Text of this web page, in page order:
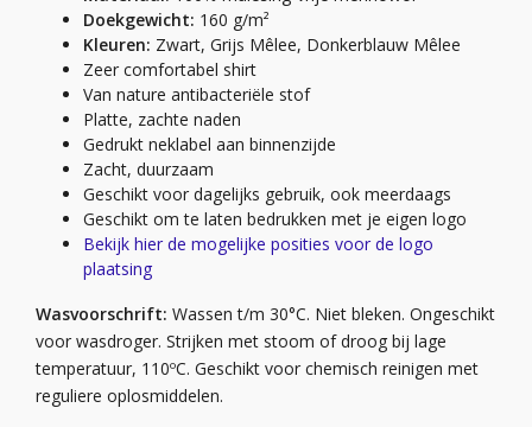
Doekgewicht: 160 g/m²
Kleuren: Zwart, Grijs Mêlee, Donkerblauw Mêlee
Zeer comfortabel shirt
Van nature antibacteriële stof
Platte, zachte naden
Gedrukt neklabel aan binnenzijde
Zacht, duurzaam
Geschikt voor dagelijks gebruik, ook meerdaags
Geschikt om te laten bedrukken met je eigen logo
Bekijk hier de mogelijke posities voor de logo
plaatsing
Wasvoorschrift: Wassen t/m 30°C. Niet bleken. Ongeschikt
voor wasdroger. Strijken met stoom of droog bij lage
temperatuur, 110ºC. Geschikt voor chemisch reinigen met
reguliere oplosmiddelen.